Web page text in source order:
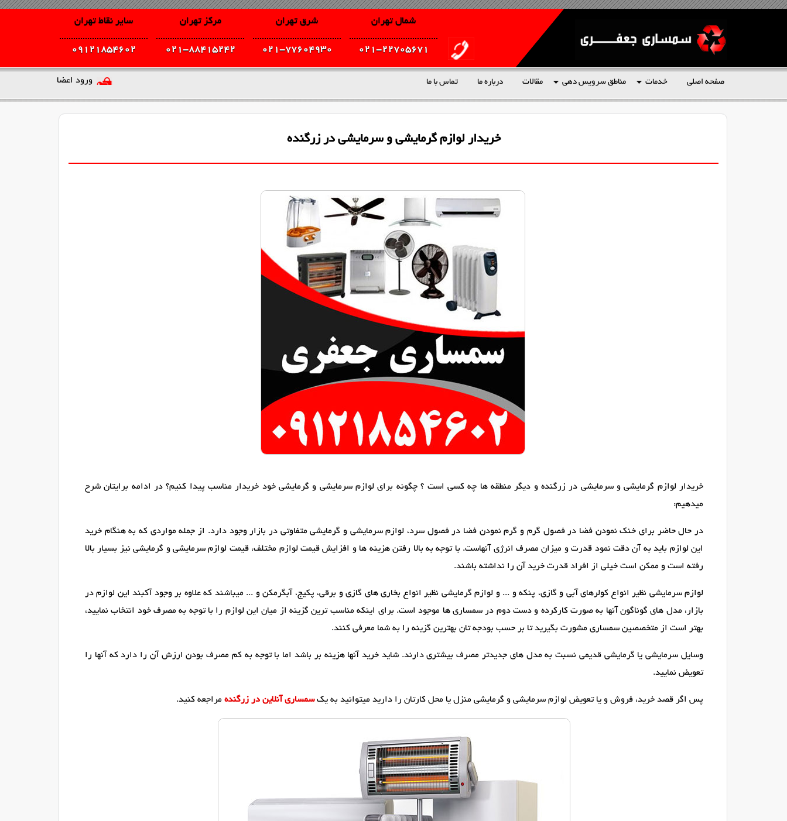
سایر نقاط تهران
09121854602
مرکز تهران
021-88415242
شرق تهران
021-77604930
شمال تهران
021-22705671
صفحه اصلی خدمات مناطق سرویس دهی مقالات درباره ما تماس با ما ورود اعضا
خریدار لوازم گرمایشی و سرمایشی در زرگنده
خریدار لوازم گرمایشی و سرمایشی در زرگنده و دیگر منطقه ها چه کسی است ؟ چگونه برای لوازم سرمایشی و گرمایشی خود خریدار مناسب پیدا کنیم؟ در ادامه برایتان شرح
میدهیم:
در حال حاضر برای خنک نمودن فضا در فصول گرم و گرم نمودن فضا در فصول سرد، لوازم سرمایشی و گرمایشی متفاوتی در بازار وجود دارد. از جمله مواردی که به هنگام خرید
این لوازم باید به آن دقت نمود قدرت و میزان مصرف انرژی آنهاست. با توجه به بالا رفتن هزینه ها و افزایش قیمت لوازم مختلف، قیمت لوازم سرمایشی و گرمایشی نیز بسیار بالا
رفته است و ممکن است خیلی از افراد قدرت خرید آن را نداشته باشند.
لوازم سرمایشی نظیر انواع کولرهای آبی و گازی، پنکه و ... و لوازم گرمایشی نظیر انواع بخاری های گازی و برقی، پکیج، آبگرمکن و ... میباشند که علاوه بر وجود آکبند این لوازم در
بازار، مدل های گوناگون آنها به صورت کارکرده و دست دوم در سمساری ها موجود است. برای اینکه مناسب ترین گزینه از میان این لوازم را با توجه به مصرف خود انتخاب نمایید،
بهتر است از متخصصین سمساری مشورت بگیرید تا بر حسب بودجه تان بهترین گزینه را به شما معرفی کنند.
وسایل سرمایشی یا گرمایشی قدیمی نسبت به مدل های جدیدتر مصرف بیشتری دارند. شاید خرید آنها هزینه بر باشد اما با توجه به کم مصرف بودن ارزش آن را دارد که آنها را
تعویض نمایید.
پس اگر قصد خرید، فروش و یا تعویض لوازم سرمایشی و گرمایشی منزل یا محل کارتان را دارید میتوانید به یکسمساری آنلاین در زرگنده مراجعه کنید.